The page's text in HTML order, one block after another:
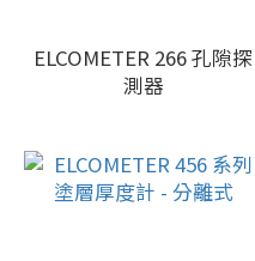
ELCOMETER 266 孔隙探
測器